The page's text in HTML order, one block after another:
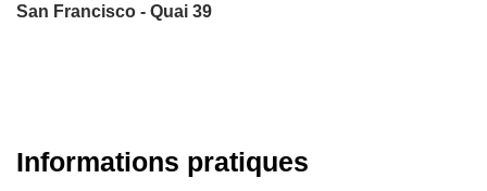
San Francisco - Quai 39
Informations pratiques